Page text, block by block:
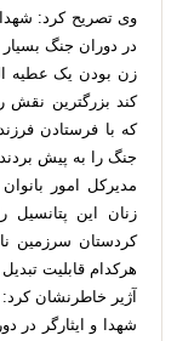
وی تصریح کرد:
در دوران جنگ بسیار
زن بودن یک عطیه
کند بزرگترین نقش
که با فرستادن
جنگ را به پیش بردند.
مدیرکل امور
زنان این پتانسیل
کردستان سرزمین
هرکدام قابلیت تبدیل به یک
آژیر خاطرنشان
شهدا و ایثارگر در